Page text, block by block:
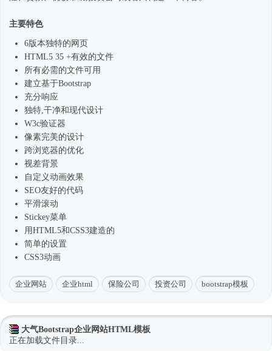
主要特色
6版本独特的网页
HTML5 35 +有效的文件
所有必需的文件可用
建立基于Bootstrap
充分响应
独特,干净和现代设计
W3c验证器
像素完美的设计
跨浏览器的优化
视差背景
自定义动画效果
SEO友好的代码
平滑滚动
Stickey菜单
用HTML5和CSS3建造的
简单的设置
CSS3动画
企业网站 企业html 保险公司 投资公司 bootstrap模板
大气Bootstrap企业网站HTML模板
正在加载文件目录...